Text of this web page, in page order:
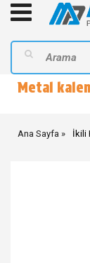
Metal
Ana Sayfa İkili